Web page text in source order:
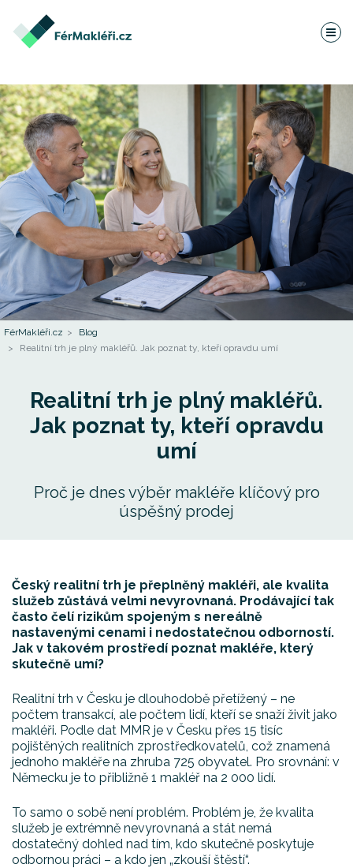
FérMakléři.cz
Blog
Realitní trh je plný makléřů. Jak poznat ty, kteří opravdu umí
Realitní trh je plný makléřů.
Jak poznat ty, kteří opravdu
umí
Proč je dnes výběr makléře klíčový pro
úspěšný prodej
Český realitní trh je přeplněný makléři, ale kvalita
služeb zůstává velmi nevyrovnaná. Prodávající tak
často čelí rizikům spojeným s nereálně
nastavenými cenami i nedostatečnou odborností.
Jak v takovém prostředí poznat makléře, který
skutečně umí?
Realitní trh v Česku je dlouhodobě přetížený – ne
počtem transakcí, ale počtem lidí, kteří se snaží živit jako
makléři. Podle dat MMR je v Česku přes 15 tisíc
pojištěných realitních zprostředkovatelů, což znamená
jednoho makléře na zhruba 725 obyvatel. Pro srovnání: v
Německu je to přibližně 1 makléř na 2 000 lidí.
To samo o sobě není problém. Problém je, že kvalita
služeb je extrémně nevyrovnaná a stát nemá
dostatečný dohled nad tím, kdo skutečně poskytuje
odbornou práci – a kdo jen „zkouší štěstí“.